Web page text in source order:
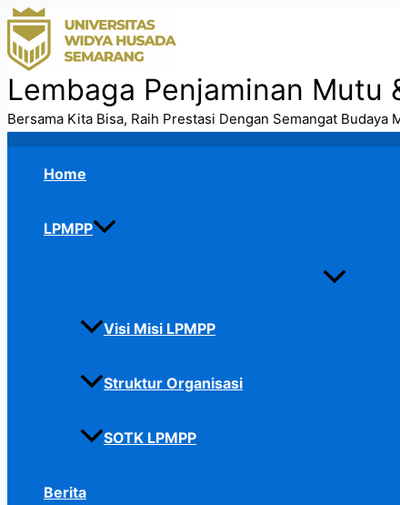
Skip
to
content
Lembaga Penjaminan Mutu
Bersama Kita Bisa, Raih Prestasi Dengan Semangat Budaya
Home
LPMPP
Visi Misi LPMPP
Struktur Organisasi
SOTK LPMPP
Berita